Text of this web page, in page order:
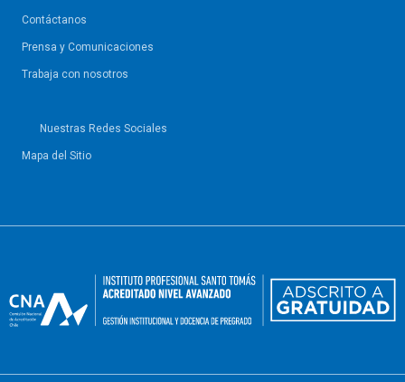
Contáctanos
Prensa y Comunicaciones
Trabaja con nosotros
Nuestras Redes Sociales
Mapa del Sitio